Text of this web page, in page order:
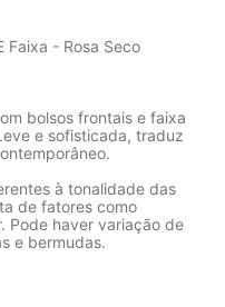
Faixa - Rosa Seco
bolsos frontais e faixa
e sofisticada, traduz
à tonalidade das
de fatores como
Pode haver variação de
e bermudas.